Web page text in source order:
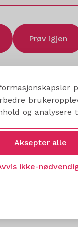
og analysere
Aksepter alle
ikke-
Prøv igjen